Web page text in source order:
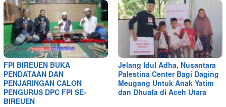
FPI BIREUEN BUKA
PENDATAAN DAN
PENJARINGAN CALON
PENGURUS DPC FPI SE-
BIREUEN
Jelang Idul Adha, Nusantara
Palestina Center Bagi Daging
Meugang Untuk Anak Yatim
dan Dhuafa di Aceh Utara